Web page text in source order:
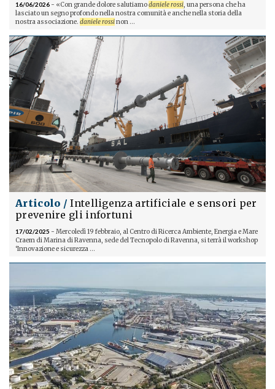
16/06/2026 - «Con grande dolore salutiamodaniele rossi, una persona che ha
lasciato un segno profondo nella nostra comunità e anche nella storia della
nostra associazione. daniele rossinon ...
Articolo / Intelligenza artificiale e sensori per
prevenire gli infortuni
17/02/2025 - Mercoledì 19 febbraio, al Centro di Ricerca Ambiente, Energia e Mare
Craem di Marina di Ravenna, sede del Tecnopolo di Ravenna, si terrà il workshop
‘Innovazione e sicurezza ...